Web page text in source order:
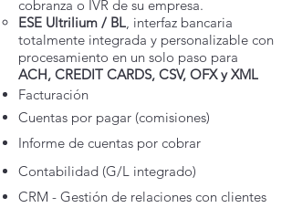
cobranza o IVR de su empresa.
ESE Ultrilium / BL, interfaz bancaria
totalmente integrada y personalizable con
procesamiento en un solo paso para
ACH, CREDIT CARDS, CSV, OFX y XML
Facturación
Cuentas por pagar (comisiones)
Informe de cuentas por cobrar
Contabilidad (G/L integrado)
CRM - Gestión de relaciones con clientes